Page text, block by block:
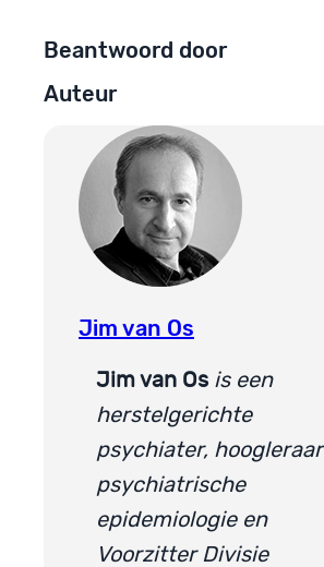
Beantwoord door
Auteur
Jim van Os
Jim van Os is een
herstelgerichte
psychiater, hoogleraar
psychiatrische
epidemiologie en
Voorzitter Divisie